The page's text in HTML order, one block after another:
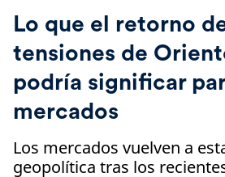
Lo que el retorno
tensiones de
podría significar
mercados
Los mercados vuelven a
geopolítica tras los